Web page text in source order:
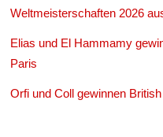
Weltmeisterschaften 2026
Elias und El Hammamy
Paris
Orfi und Coll gewinnen